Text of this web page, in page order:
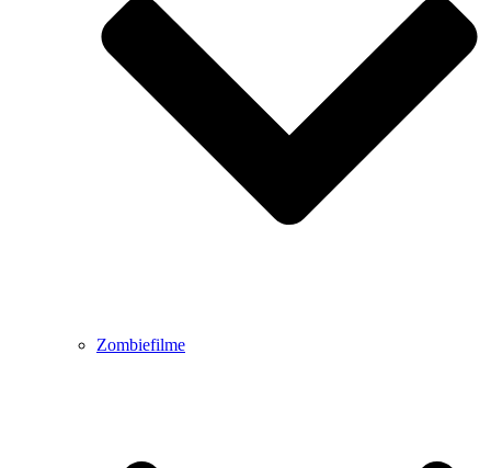
Zombiefilme